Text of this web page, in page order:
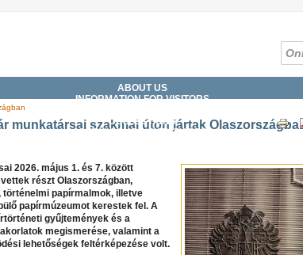
ABOUT US
INFORMATION FOR VISITORS
COLLECTIONS
CATALOGUES, DATABASES
munkatársai szakmai úton jártak
2026. május 1. és 7. között
részt Olaszországban,
papírmalmok, illetve
papírmúzeumot kerestek fel. A
gyűjtemények és a
megismerése, valamint a
lehetőségek feltérképezése volt.